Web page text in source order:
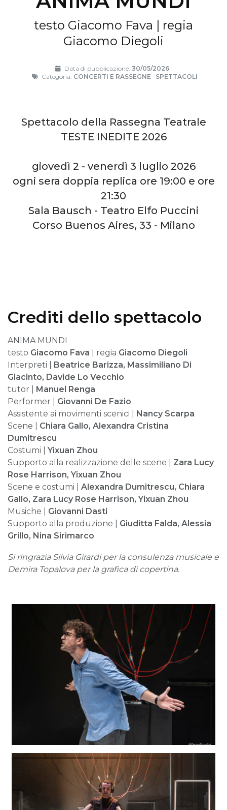
testo Giacomo Fava | regia
Giacomo Diegoli
Data di pubblicazione: 30/05/2026
Categoria: CONCERTI E RASSEGNE · SPETTACOLI
Spettacolo della Rassegna Teatrale
TESTE INEDITE 2026
giovedì 2 - venerdì 3 luglio 2026
ogni sera doppia replica ore 19:00 e ore
21:30
Sala Bausch - Teatro Elfo Puccini
Corso Buenos Aires, 33 - Milano
Crediti dello spettacolo
ANIMA MUNDI
testo Giacomo Fava | regia Giacomo Diegoli
Interpreti |
Beatrice Barizza, Massimiliano Di
Giacinto, Davide Lo Vecchio
tutor |
Manuel Renga
Performer | Giovanni De Fazio
Assistente ai movimenti scenici |
Nancy Scarpa
Scene | Chiara Gallo, Alexandra Cristina
Dumitrescu
Costumi |Yixuan Zhou
Supporto alla realizzazione delle scene |
Zara Lucy
Rose Harrison, Yixuan Zhou
Scene e costumi | Alexandra Dumitrescu, Chiara
Gallo, Zara Lucy Rose Harrison, Yixuan Zhou
Musiche | Giovanni Dasti
Supporto alla produzione | Giuditta Falda, Alessia
Grillo, Nina Sirimarco
Si ringrazia Silvia Girardi per la consulenza musicale e
Demira Topalova per la grafica di copertina.